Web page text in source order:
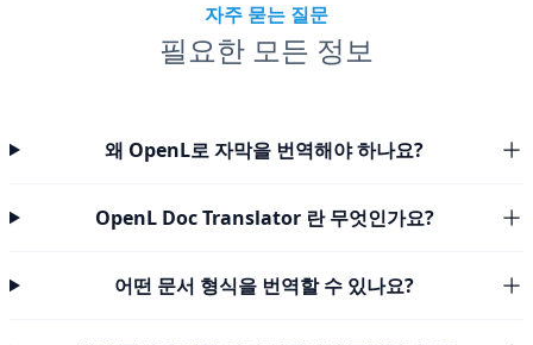
자주 묻는 질문
필요한 모든 정보
왜 OpenL로 자막을 번역해야 하나요?
OpenL Doc Translator 란 무엇인가요?
어떤 문서 형식을 번역할 수 있나요?